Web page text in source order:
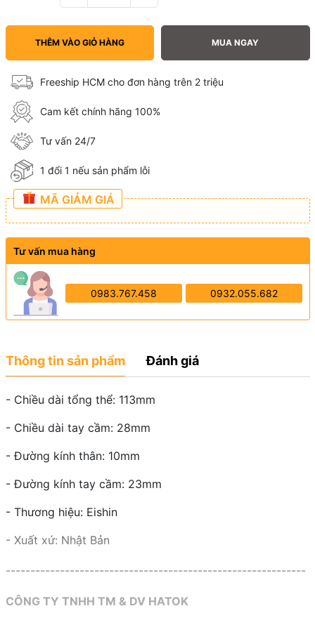
THÊM VÀO GIỎ HÀNG MUA NGAY
Freeship HCM cho đơn hàng trên 2 triệu
Cam kết chính hãng 100%
Tư vấn 24/7
1 đổi 1 nếu sản phẩm lỗi
MÃ GIẢM GIÁ
Tư vấn mua hàng
0983.767.458 0932.055.682
Thông tin sản phẩm Đánh giá
- Chiều dài tổng thể: 113mm
- Chiều dài tay cầm: 28mm
- Đường kính thân: 10mm
- Đường kính tay cầm: 23mm
- Thương hiệu: Eishin
- Xuất xứ: Nhật Bản
-------------------------------------------------------------
CÔNG TY TNHH TM & DV HATOK